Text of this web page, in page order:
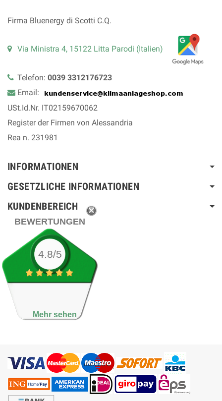
Firma Bluenergy di Scotti C.Q.
Via Ministra 4, 15122 Litta Parodi (Italien)
Telefon: 0039 3312176723
Email:
USt.Id.Nr. IT02159670062
Register der Firmen von Alessandria
Rea n. 231981
INFORMATIONEN
GESETZLICHE INFORMATIONEN
KUNDENBEREICH
BEWERTUNGEN
4.8/5
Mehr sehen